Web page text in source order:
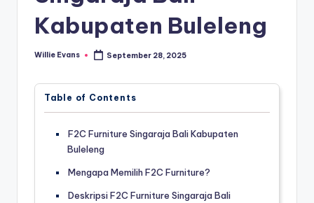
Kabupaten Buleleng
Posted
Willie Evans September 28, 2025
Table of Contents
F2C Furniture Singaraja Bali Kabupaten
Buleleng
Mengapa Memilih F2C Furniture?
Deskripsi F2C Furniture Singaraja Bali